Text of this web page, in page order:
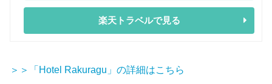
楽天トラベルで見る
＞＞「Hotel Rakuragu」の詳細はこちら